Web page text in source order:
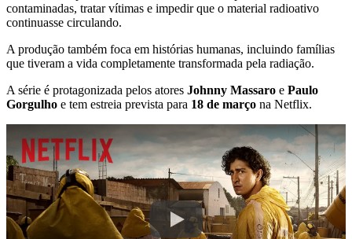
contaminadas, tratar vítimas e impedir que o material radioativo
continuasse circulando.
A produção também foca em histórias humanas, incluindo famílias
que tiveram a vida completamente transformada pela radiação.
A série é protagonizada pelos atores Johnny Massaro e Paulo
Gorgulho e tem estreia prevista para 18 de março na Netflix.